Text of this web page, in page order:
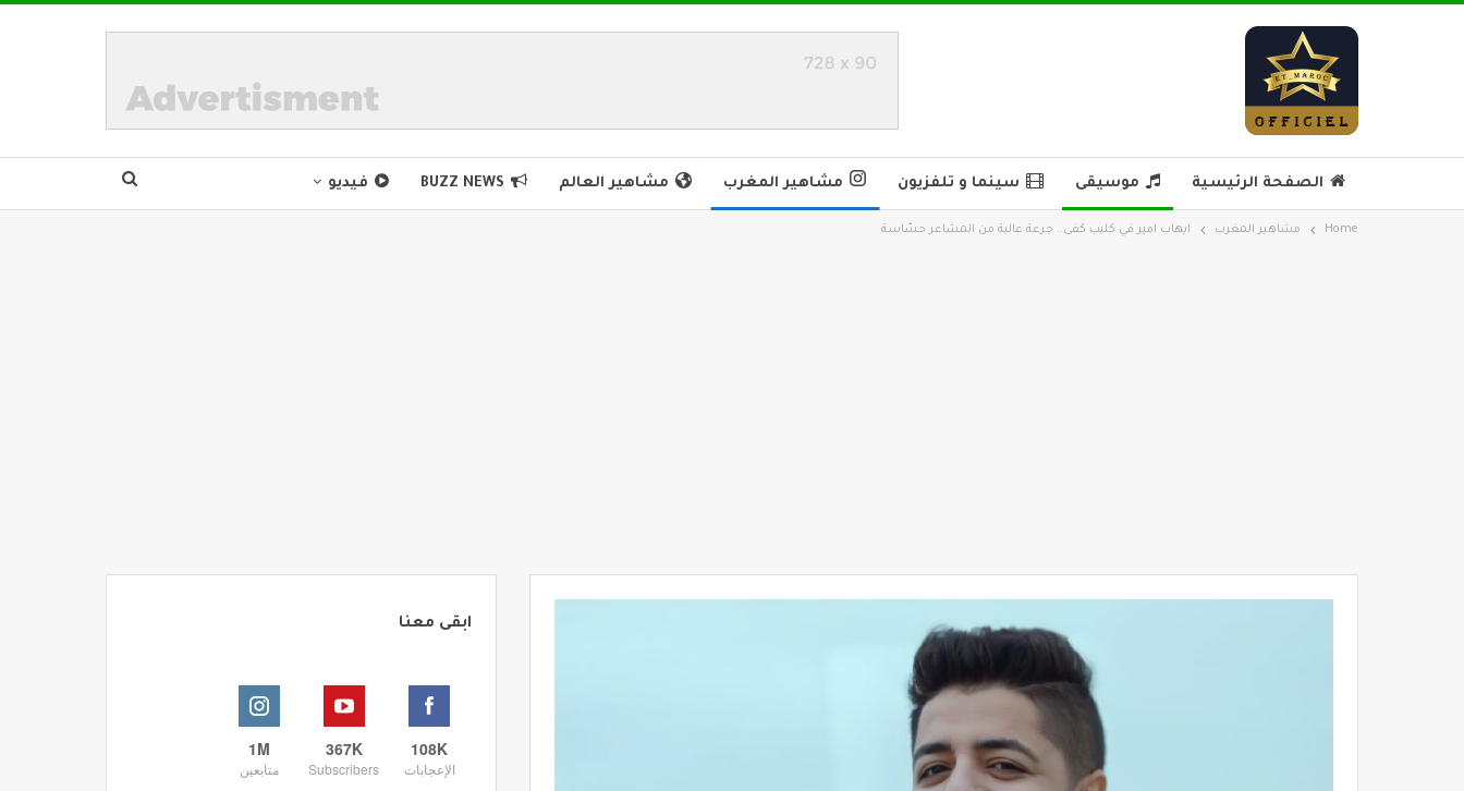
الصفحة الرئيسية موسيقى سينما و تلفزيون مشاهير المغرب مشاهير العالم BUZZ NEWS فيديو
Home مشاهير المغرب ايهاب امير في كليب كفى.. جرعة عالية من المشاعر حسّاسة
ابقى معنا
108K
الإعجابات
367K
Subscribers
1M
متابعين